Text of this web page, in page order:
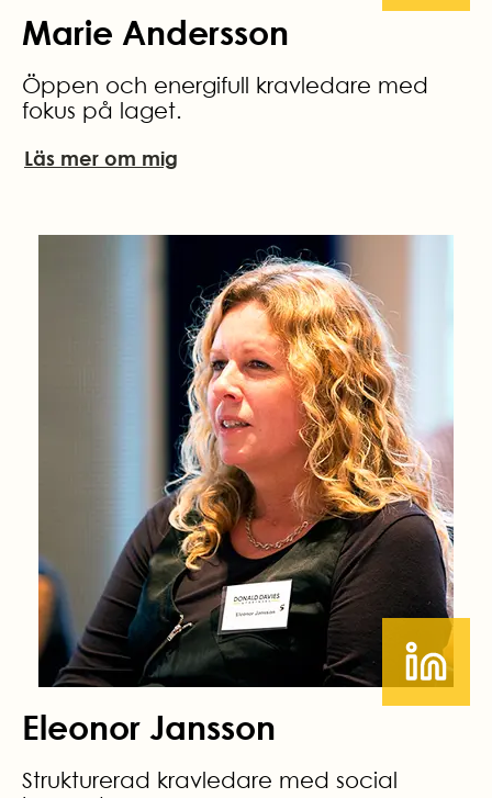
Marie Andersson
Öppen och energifull kravledare med
fokus på laget.
Läs mer om mig
Eleonor Jansson
Strukturerad kravledare med social